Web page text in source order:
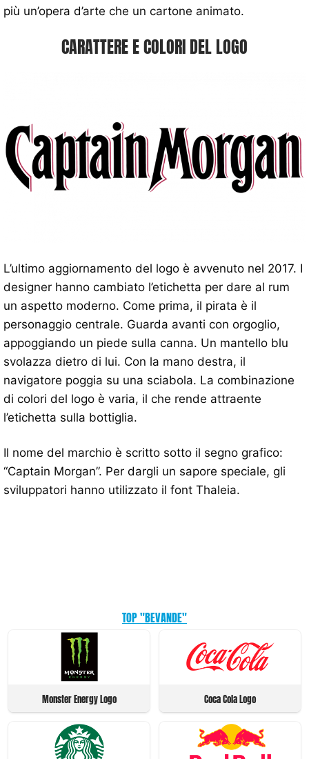
più un’opera d’arte che un cartone animato.
CARATTERE E COLORI DEL LOGO
L’ultimo aggiornamento del logo è avvenuto nel 2017. I
designer hanno cambiato l’etichetta per dare al rum
un aspetto moderno. Come prima, il pirata è il
personaggio centrale. Guarda avanti con orgoglio,
appoggiando un piede sulla canna. Un mantello blu
svolazza dietro di lui. Con la mano destra, il
navigatore poggia su una sciabola. La combinazione
di colori del logo è varia, il che rende attraente
l’etichetta sulla bottiglia.
Il nome del marchio è scritto sotto il segno grafico:
“Captain Morgan”. Per dargli un sapore speciale, gli
sviluppatori hanno utilizzato il font Thaleia.
TOP "BEVANDE"
Monster Energy Logo Coca Cola Logo